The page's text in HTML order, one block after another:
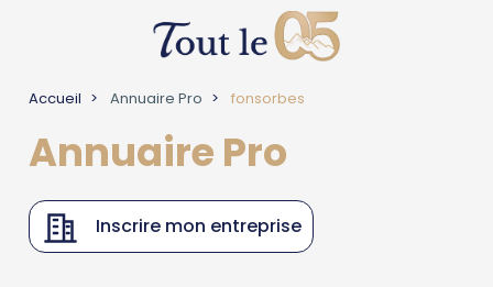
Accueil Annuaire Pro fonsorbes
Annuaire Pro
Inscrire mon entreprise